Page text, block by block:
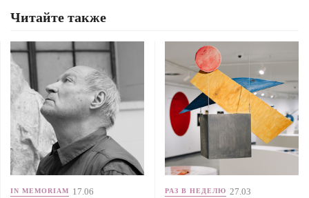
Читайте также
IN MEMORIAM 17.06 РАЗ В НЕДЕЛЮ 27.03